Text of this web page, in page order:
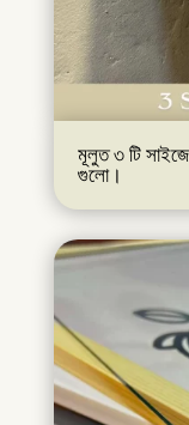
মূলুত ৩ টি
গুলো।